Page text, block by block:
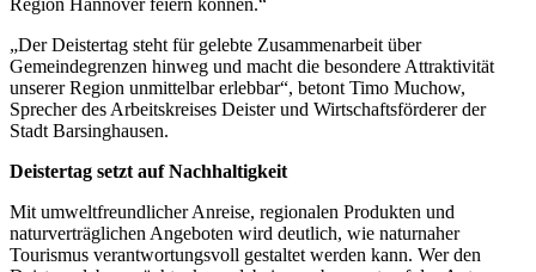
Region Hannover feiern können.“
„Der Deistertag steht für gelebte Zusammenarbeit über
Gemeindegrenzen hinweg und macht die besondere Attraktivität
unserer Region unmittelbar erlebbar“, betont Timo Muchow,
Sprecher des Arbeitskreises Deister und Wirtschaftsförderer der
Stadt Barsinghausen.
Deistertag setzt auf Nachhaltigkeit
Mit umweltfreundlicher Anreise, regionalen Produkten und
naturverträglichen Angeboten wird deutlich, wie naturnaher
Tourismus verantwortungsvoll gestaltet werden kann. Wer den